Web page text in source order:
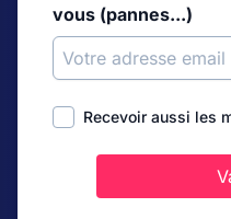
vous (pannes...)
Recevoir aussi les